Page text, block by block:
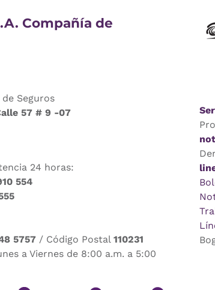
Compañía de
Seguros
57 # 9 -07
24 horas:
554
5757 / Código Postal 110231
a Viernes de 8:00 a.m. a 5:00